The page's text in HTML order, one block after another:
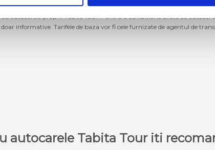
autocarele proprii Tabita Tour. Pentru a achizitiona bilete de autocar
informative. Tarifele de baza vor fi cele furnizate de agentul de
autocarele Tabita Tour iti